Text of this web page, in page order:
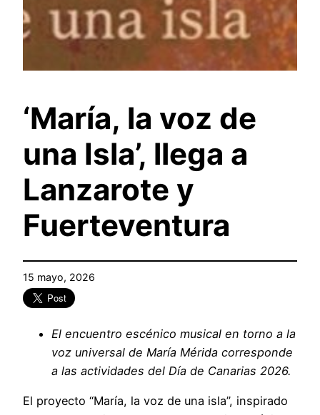
‘María, la voz de
una Isla’, llega a
Lanzarote y
Fuerteventura
15 mayo, 2026
El encuentro escénico musical en torno a la
voz universal de María Mérida corresponde
a las actividades del Día de Canarias 2026.
El proyecto “María, la voz de una isla”, inspirado